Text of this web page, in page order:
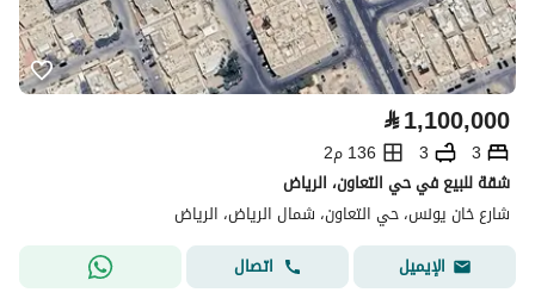
⃁1,100,000
3
3
136 م2
شقة للبيع في حي التعاون، الرياض
شارع خان يونس، حي التعاون، شمال الرياض، الرياض
الإيميل
اتصال